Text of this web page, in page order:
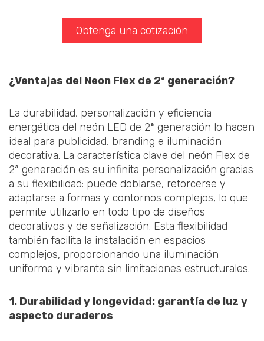
Obtenga una cotización
¿Ventajas del Neon Flex de 2ª generación?
La durabilidad, personalización y eficiencia
energética del neón LED de 2ª generación lo hacen
ideal para publicidad, branding e iluminación
decorativa. La característica clave del neón Flex de
2ª generación es su infinita personalización gracias
a su flexibilidad: puede doblarse, retorcerse y
adaptarse a formas y contornos complejos, lo que
permite utilizarlo en todo tipo de diseños
decorativos y de señalización. Esta flexibilidad
también facilita la instalación en espacios
complejos, proporcionando una iluminación
uniforme y vibrante sin limitaciones estructurales.
1. Durabilidad y longevidad: garantía de luz y
aspecto duraderos